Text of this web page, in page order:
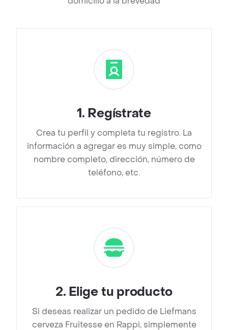
1. Regístrate
Crea tu perfil y completa tu registro. La
información a agregar es muy simple, como
nombre completo, dirección, número de
teléfono, etc.
2. Elige tu producto
Si deseas realizar un pedido de Liefmans
cerveza Fruitesse en Rappi, simplemente